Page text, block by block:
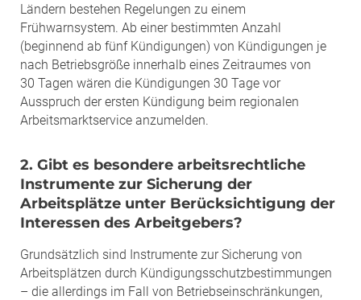
Ländern bestehen Regelungen zu einem
Frühwarnsystem. Ab einer bestimmten Anzahl
(beginnend ab fünf Kündigungen) von Kündigungen je
nach Betriebsgröße innerhalb eines Zeitraumes von
30 Tagen wären die Kündigungen 30 Tage vor
Ausspruch der ersten Kündigung beim regionalen
Arbeitsmarktservice anzumelden.
2. Gibt es besondere arbeitsrechtliche
Instrumente zur Sicherung der
Arbeitsplätze unter Berücksichtigung der
Interessen des Arbeitgebers?
Grundsätzlich sind Instrumente zur Sicherung von
Arbeitsplätzen durch Kündigungsschutzbestimmungen
– die allerdings im Fall von Betriebseinschränkungen,